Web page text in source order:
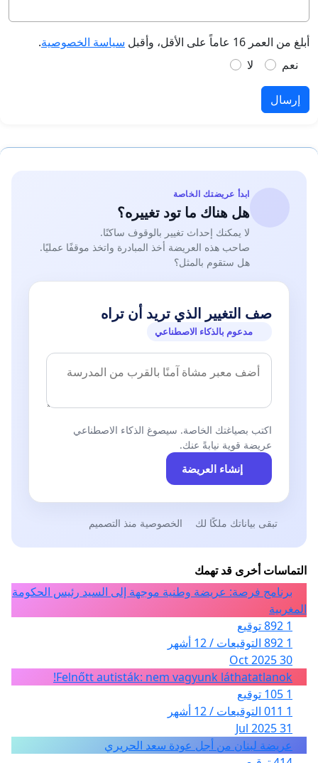
أبلغ من العمر 16 عاماً على الأقل، وأقبل سياسة الخصوصية.
نعم
لا
إرسال
ابدأ عريضتك الخاصة
هل هناك ما تود تغييره؟
لا يمكنك إحداث تغيير بالوقوف ساكنًا.
صاحب هذه العريضة أخذ المبادرة واتخذ موقفًا عمليًا.
هل ستقوم بالمثل؟
صف التغيير الذي تريد أن تراه
مدعوم بالذكاء الاصطناعي
اكتب بصياغتك الخاصة. سيصوغ الذكاء الاصطناعي
عريضة قوية نيابةً عنك.
إنشاء العريضة
تبقى بياناتك ملكًا لك الخصوصية منذ التصميم
التماسات أخرى قد تهمك
برنامج فرصة: عريضة وطنية موجهة إلى السيد رئيس الحكومة
المغربية
1 892 توقيع
1 892 التوقيعات / 12 أشهر
30 Oct 2025
Felnőtt autisták: nem vagyunk láthatatlanok!
1 105 توقيع
1 011 التوقيعات / 12 أشهر
31 Jul 2025
عريضة لبنان من أجل عودة سعد الحريري